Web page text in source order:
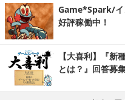
Game*Spark/イ
好評稼働中！
【大喜利】『新
とは？』回答募